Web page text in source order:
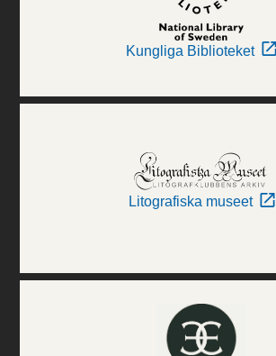
Kungliga Biblioteket
Litografiska museet